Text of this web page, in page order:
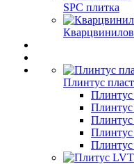
SPC плитка
Плинтус
Плинтус